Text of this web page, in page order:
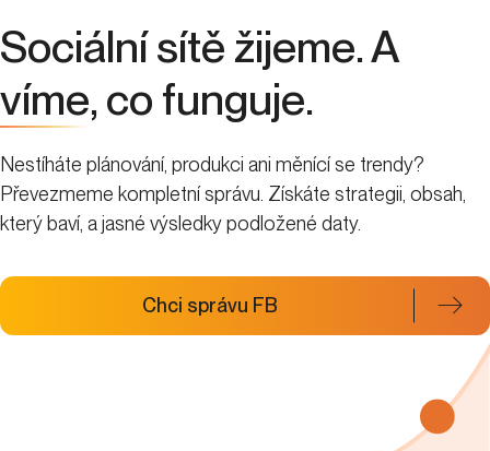
Sociální sítě žijeme. A
víme, co funguje.
Nestíháte plánování, produkci ani měnící se trendy?
Převezmeme kompletní správu. Získáte strategii, obsah,
který baví, a jasné výsledky podložené daty.
Chci správu FB